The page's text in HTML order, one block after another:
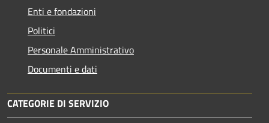
Enti e fondazioni
Politici
Personale Amministrativo
Documenti e dati
CATEGORIE DI SERVIZIO